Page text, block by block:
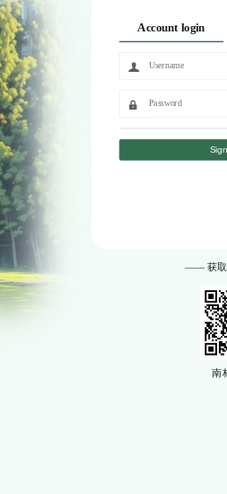
Account login
—— 获取
南